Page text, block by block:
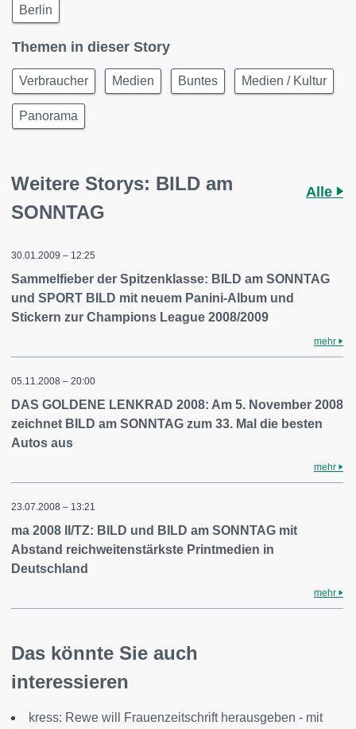
Berlin
Themen in dieser Story
Verbraucher Medien Buntes Medien / Kultur
Panorama
Weitere Storys: BILD am
SONNTAG
Alle
30.01.2009 – 12:25
Sammelfieber der Spitzenklasse: BILD am SONNTAG
und SPORT BILD mit neuem Panini-Album und
Stickern zur Champions League 2008/2009
mehr
05.11.2008 – 20:00
DAS GOLDENE LENKRAD 2008: Am 5. November 2008
zeichnet BILD am SONNTAG zum 33. Mal die besten
Autos aus
mehr
23.07.2008 – 13:21
ma 2008 II/TZ: BILD und BILD am SONNTAG mit
Abstand reichweitenstärkste Printmedien in
Deutschland
mehr
Das könnte Sie auch
interessieren
kress: Rewe will Frauenzeitschrift herausgeben - mit